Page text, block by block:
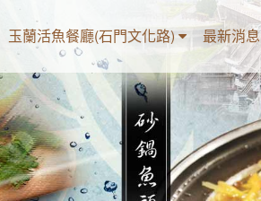
玉蘭活魚餐廳(石門文化路) 最新消息